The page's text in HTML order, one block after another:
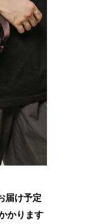
届け予定
かります